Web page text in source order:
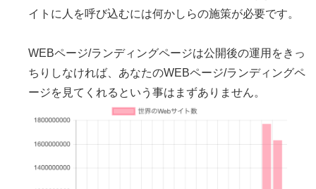
イトに人を呼び込むには何かしらの施策が必要です。
WEBページ/ランディングページは公開後の運用をきっ
ちりしなければ、あなたのWEBページ/ランディングペ
ージを見てくれるという事はまずありません。